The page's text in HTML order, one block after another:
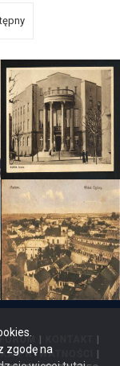
FORUM |
|
PRYWATNOŚCI
|
zgodę na